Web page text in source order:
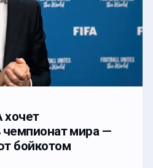
чемпионат мира —
бойкотом